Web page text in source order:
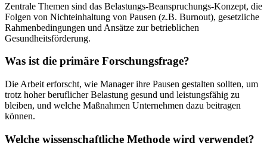
Zentrale Themen sind das Belastungs-Beanspruchungs-Konzept, die
Folgen von Nichteinhaltung von Pausen (z.B. Burnout), gesetzliche
Rahmenbedingungen und Ansätze zur betrieblichen
Gesundheitsförderung.
Was ist die primäre Forschungsfrage?
Die Arbeit erforscht, wie Manager ihre Pausen gestalten sollten, um
trotz hoher beruflicher Belastung gesund und leistungsfähig zu
bleiben, und welche Maßnahmen Unternehmen dazu beitragen
können.
Welche wissenschaftliche Methode wird verwendet?